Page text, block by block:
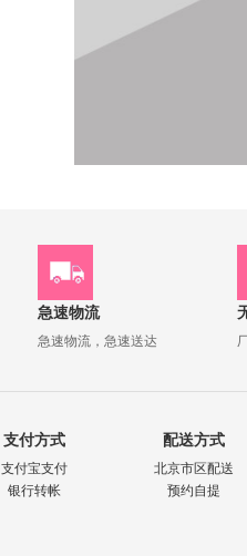
急速物流
急速物流，急速送达
支付方式
支付宝支付
银行转帐
配送方式
北京市区配送
预约自提